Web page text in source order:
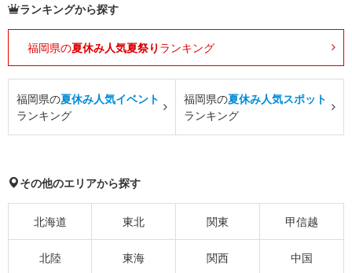
ランキングから探す
福岡県の夏休み人気夏祭り ランキング
福岡県の夏休み人気イベント
ランキング
福岡県の夏休み人気スポット
ランキング
その他のエリアから探す
北海道 東北 関東 甲信越
北陸 東海 関西 中国